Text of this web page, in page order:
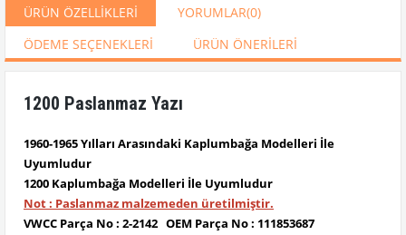
ÜRÜN ÖZELLIKLERI YORUMLAR(0)
ÖDEME SEÇENEKLERI
ÜRÜN ÖNERILERI
1200 Paslanmaz Yazı
1960-1965 Yılları Arasındaki Kaplumbağa Modelleri İle
Uyumludur
1200 Kaplumbağa Modelleri İle Uyumludur
Not : Paslanmaz malzemeden üretilmiştir.
VWCC Parça No : 2-2142 OEM Parça No : 111853687